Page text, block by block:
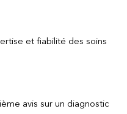
et fiabilité des soins
avis sur un diagnostic